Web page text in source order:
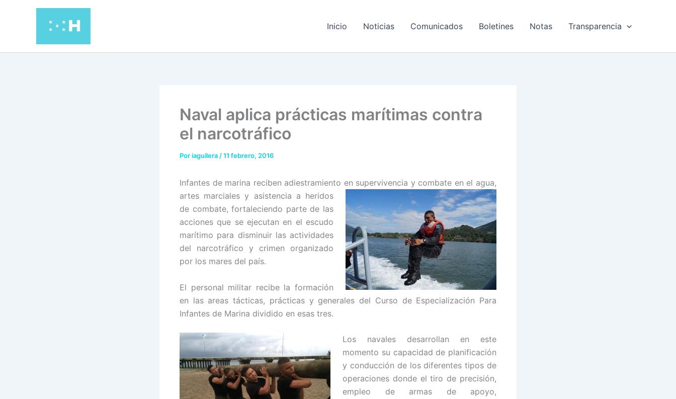
Inicio Noticias Comunicados Boletines Notas Transparencia
Naval aplica prácticas marítimas contra
el narcotráfico
Poriaguilera /11 febrero, 2016
Infantes de marina reciben adiestramiento en supervivencia y combate en el agua,
artes marciales y asistencia a heridos
de combate, fortaleciendo parte de las
acciones que se ejecutan en el escudo
marítimo para disminuir las actividades
del narcotráfico y crimen organizado
por los mares del país.
El personal militar recibe la formación
en las areas tácticas, prácticas y generales del Curso de Especialización Para
Infantes de Marina dividido en esas tres.
Los navales desarrollan en este
momento su capacidad de planificación
y conducción de los diferentes tipos de
operaciones donde el tiro de precisión,
empleo de armas de apoyo,